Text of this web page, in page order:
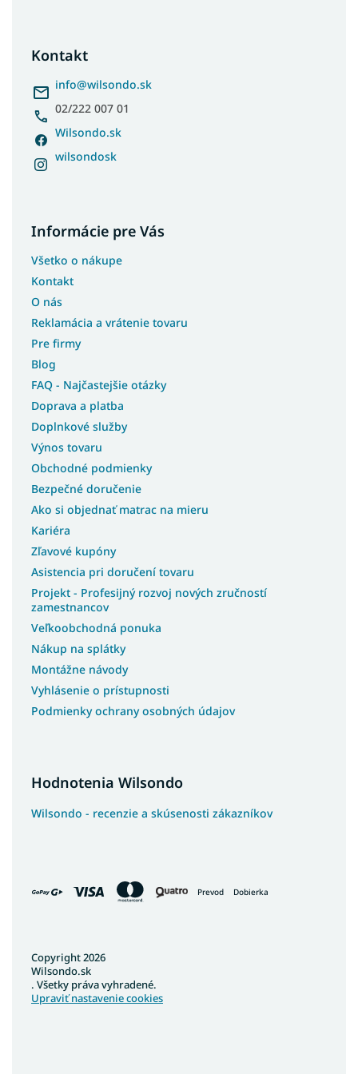
Matrace 70x200
Matrace 80x185
Matrace 85x195
Matrace 90x185
Kontakt
info@wilsondo.sk
02/222 007 01
Wilsondo.sk
wilsondosk
Informácie pre Vás
Všetko o nákupe
Kontakt
O nás
Reklamácia a vrátenie tovaru
Pre firmy
Blog
FAQ - Najčastejšie otázky
Doprava a platba
Doplnkové služby
Výnos tovaru
Obchodné podmienky
Bezpečné doručenie
Ako si objednať matrac na mieru
Kariéra
Zľavové kupóny
Asistencia pri doručení tovaru
Projekt - Profesijný rozvoj nových zručností
zamestnancov
Veľkoobchodná ponuka
Nákup na splátky
Montážne návody
Vyhlásenie o prístupnosti
Podmienky ochrany osobných údajov
Hodnotenia Wilsondo
Wilsondo - recenzie a skúsenosti zákazníkov
Prevod Dobierka
Copyright 2026
Wilsondo.sk
. Všetky práva vyhradené.
Upraviť nastavenie cookies